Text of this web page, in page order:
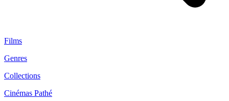
Films
Genres
Collections
Cinémas Pathé